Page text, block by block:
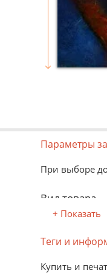
Параметры
При выборе
Вид товара
В рулоне
На твердом
+ Показать
Теги и
Купить и